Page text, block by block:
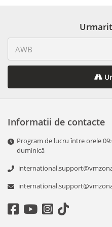
Informatii de contacte
Program de lucru între orele
duminică